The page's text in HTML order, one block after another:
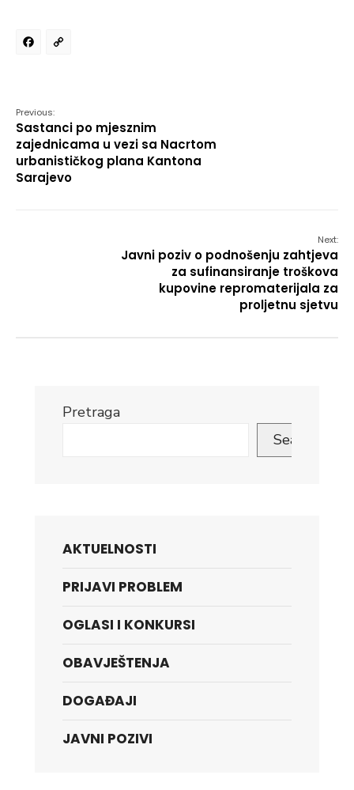
Facebook
Previous:
Sastanci po mjesznim
zajednicama u vezi sa Nacrtom
urbanističkog plana Kantona
Sarajevo
Next:
Javni poziv o podnošenju zahtjeva
za sufinansiranje troškova
kupovine repromaterijala za
proljetnu sjetvu
Pretraga
Search
AKTUELNOSTI
PRIJAVI PROBLEM
OGLASI I KONKURSI
OBAVJEŠTENJA
DOGAĐAJI
JAVNI POZIVI